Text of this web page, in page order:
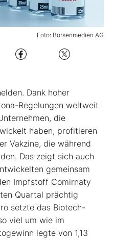
Foto: Börsenmedien AG
Dank hoher
Regelungen weltweit
die
haben, profitieren
Vakzine, die während
Das zeigt sich auch
gemeinsam
Impfstoff Comirnaty
Quartal prächtig
setzte das Biotech-
viel um wie im
legte von 1,13